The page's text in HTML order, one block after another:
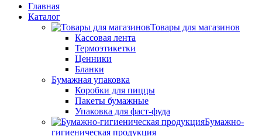
Главная
Каталог
Товары для магазинов
Кассовая лента
Термоэтикетки
Ценники
Бланки
Бумажная упаковка
Коробки для пиццы
Пакеты бумажные
Упаковка для фаст-фуда
Бумажно-
гигиеническая продукция